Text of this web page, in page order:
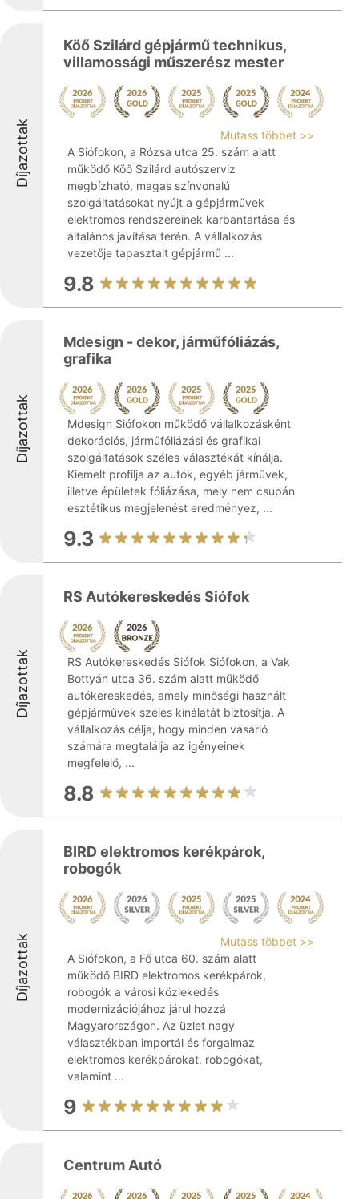
Díjazottak
Köő Szilárd gépjármű technikus,
villamossági műszerész mester
Mutass többet >>
A Siófokon, a Rózsa utca 25. szám alatt
működő Köő Szilárd autószerviz
megbízható, magas színvonalú
szolgáltatásokat nyújt a gépjárművek
elektromos rendszereinek karbantartása és
általános javítása terén. A vállalkozás
vezetője tapasztalt gépjármű ...
9.8
Díjazottak
Mdesign - dekor, járműfóliázás,
grafika
Mdesign Siófokon működő vállalkozásként
dekorációs, járműfóliázási és grafikai
szolgáltatások széles választékát kínálja.
Kiemelt profilja az autók, egyéb járművek,
illetve épületek fóliázása, mely nem csupán
esztétikus megjelenést eredményez, ...
9.3
Díjazottak
RS Autókereskedés Siófok
RS Autókereskedés Siófok Siófokon, a Vak
Bottyán utca 36. szám alatt működő
autókereskedés, amely minőségi használt
gépjárművek széles kínálatát biztosítja. A
vállalkozás célja, hogy minden vásárló
számára megtalálja az igényeinek
megfelelő, ...
8.8
Díjazottak
BIRD elektromos kerékpárok,
robogók
Mutass többet >>
A Siófokon, a Fő utca 60. szám alatt
működő BIRD elektromos kerékpárok,
robogók a városi közlekedés
modernizációjához járul hozzá
Magyarországon. Az üzlet nagy
választékban importál és forgalmaz
elektromos kerékpárokat, robogókat,
valamint ...
9
Centrum Autó